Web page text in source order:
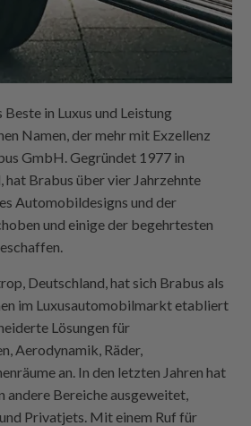
Beste in Luxus und Leistung
Namen, der mehr mit Exzellenz
GmbH. Gegründet 1977 in
Brabus über vier Jahrzehnte
Automobildesigns und der
und einige der begehrtesten
Deutschland, hat sich Brabus als
im Luxusautomobilmarkt etabliert
Lösungen für
Aerodynamik, Räder,
an. In den letzten Jahren hat
andere Bereiche ausgeweitet,
Privatjets. Mit einem Ruf für